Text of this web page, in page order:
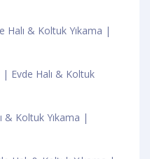
Halı & Koltuk Yıkama |
| Evde Halı & Koltuk
& Koltuk Yıkama |